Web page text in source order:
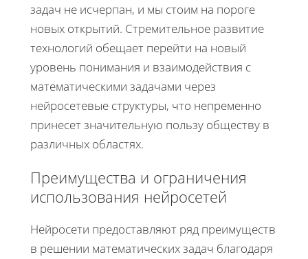
задач не исчерпан, и мы стоим на пороге
новых открытий. Стремительное развитие
технологий обещает перейти на новый
уровень понимания и взаимодействия с
математическими задачами через
нейросетевые структуры, что непременно
принесет значительную пользу обществу в
различных областях.
Преимущества и ограничения
использования нейросетей
Нейросети предоставляют ряд преимуществ
в решении математических задач благодаря